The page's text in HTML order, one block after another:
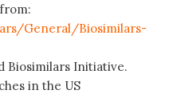
General/Biosimilars-
Biosimilars Initiative.
in the US